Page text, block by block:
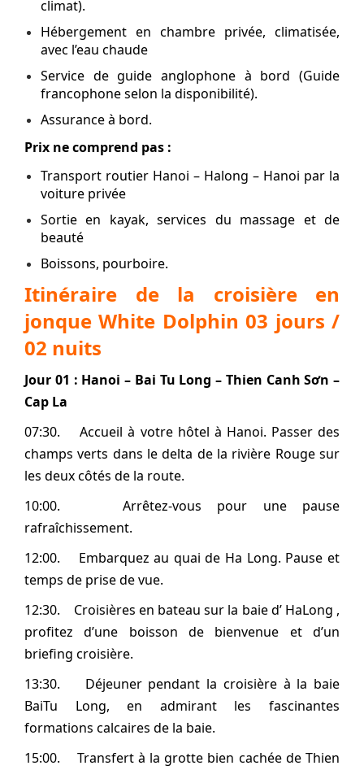
climat).
Hébergement en chambre privée, climatisée,
avec l’eau chaude
Service de guide anglophone à bord (Guide
francophone selon la disponibilité).
Assurance à bord.
Prix ne comprend pas :
Transport routier Hanoi – Halong – Hanoi par la
voiture privée
Sortie en kayak, services du massage et de
beauté
Boissons, pourboire.
Itinéraire de la croisière en
jonque White Dolphin 03 jours /
02 nuits
Jour 01 : Hanoi – Bai Tu Long – Thien Canh Sơn –
Cap La
07:30. Accueil à votre hôtel à Hanoi. Passer des
champs verts dans le delta de la rivière Rouge sur
les deux côtés de la route.
10:00. Arrêtez-vous pour une pause
rafraîchissement.
12:00. Embarquez au quai de Ha Long. Pause et
temps de prise de vue.
12:30. Croisières en bateau sur la baie d’ HaLong ,
profitez d’une boisson de bienvenue et d’un
briefing croisière.
13:30. Déjeuner pendant la croisière à la baie
BaiTu Long, en admirant les fascinantes
formations calcaires de la baie.
15:00. Transfert à la grotte bien cachée de Thien